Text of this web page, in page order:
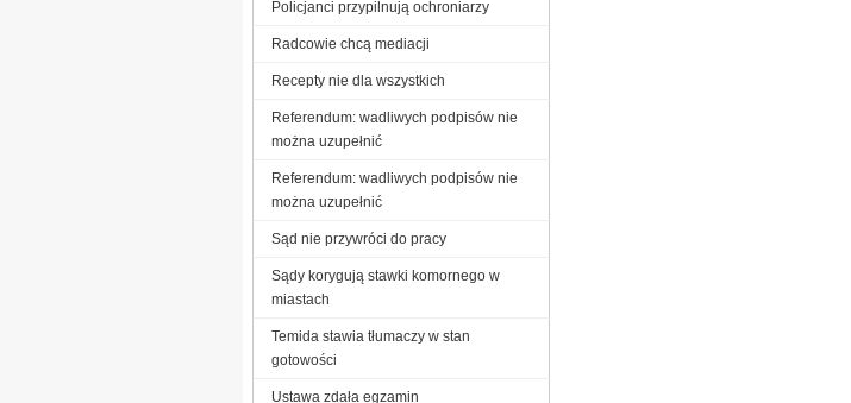
Policjanci przypilnują ochroniarzy
Radcowie chcą mediacji
Recepty nie dla wszystkich
Referendum: wadliwych podpisów nie
można uzupełnić
Referendum: wadliwych podpisów nie
można uzupełnić
Sąd nie przywróci do pracy
Sądy korygują stawki komornego w
miastach
Temida stawia tłumaczy w stan
gotowości
Ustawa zdała egzamin